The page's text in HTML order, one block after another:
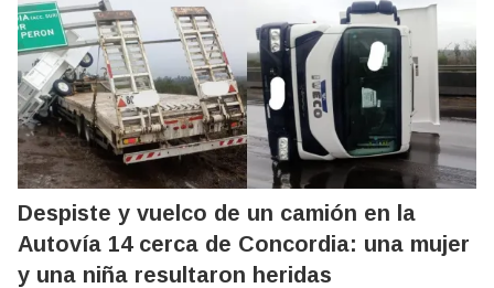
Despiste y vuelco de un camión en la
Autovía 14 cerca de Concordia: una mujer
y una niña resultaron heridas